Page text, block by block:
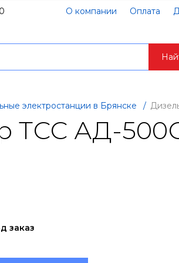
О компании Оплата
электростанции в Брянске /
ТСС АД-
заказ